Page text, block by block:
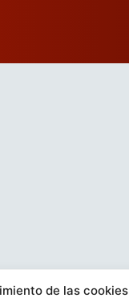
de las cookies